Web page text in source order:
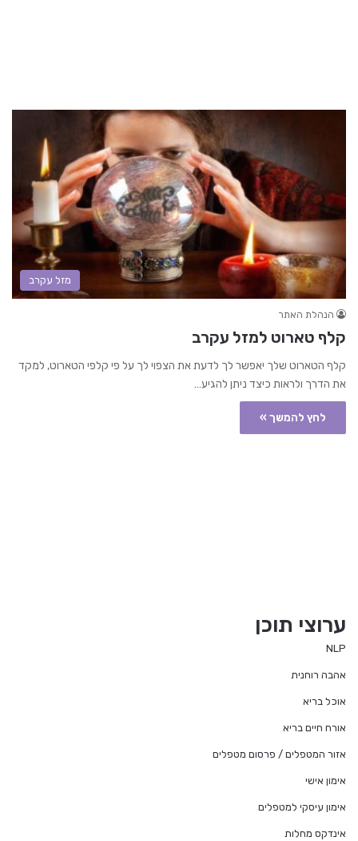
מזל עקרב
הנהלת האתר
קלף טארוט למזל עקרב
קלף הטארוט שלך יאפשר לך לדעת את הצפוי לך על פי קלפי הטארוט, למקד
את הדרך ולראות כיצד ניתן להגיע…
לחץ להמשך »
ערוצי תוכן
NLP
אהבה רוחנית
אוכל בריא
אורח חיים בריא
אזור המטפלים / פרסום מטפלים
אימון אישי
אימון עיסקי למטפלים
אינדקס מחלות